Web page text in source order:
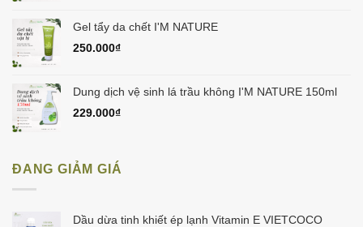
Gel tẩy da chết I'M NATURE
250.000₫
Dung dịch vệ sinh lá trầu không I'M NATURE 150ml
229.000₫
ĐANG GIẢM GIÁ
Dầu dừa tinh khiết ép lạnh Vitamin E VIETCOCO